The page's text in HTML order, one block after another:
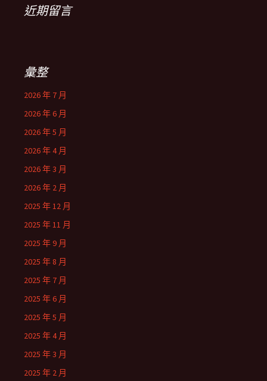
近期留言
彙整
2026 年 7 月
2026 年 6 月
2026 年 5 月
2026 年 4 月
2026 年 3 月
2026 年 2 月
2025 年 12 月
2025 年 11 月
2025 年 9 月
2025 年 8 月
2025 年 7 月
2025 年 6 月
2025 年 5 月
2025 年 4 月
2025 年 3 月
2025 年 2 月